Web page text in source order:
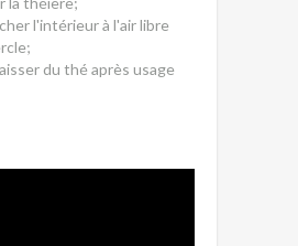
l'intérieur à l'air libre
du thé après usage